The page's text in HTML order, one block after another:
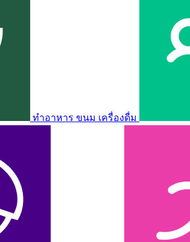
ทำอาหาร ขนม เครื่องดื่ม